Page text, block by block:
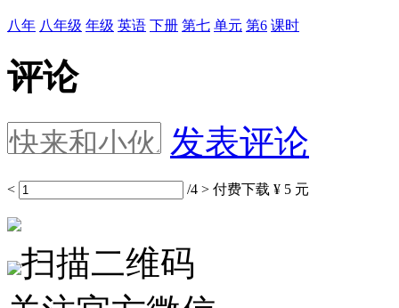
八年 八年级 年级 英语 下册 第七 单元 第6 课时
评论
发表评论
< /4 > 付费下载 ¥ 5 元
扫描二维码